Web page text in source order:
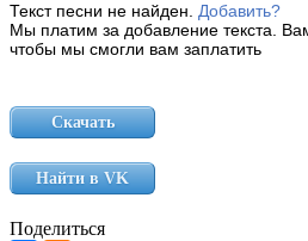
Текст песни не найден. Добавить?
Мы платим за добавление текста.
чтобы мы смогли вам заплатить
Скачать
Найти в VK
Поделиться